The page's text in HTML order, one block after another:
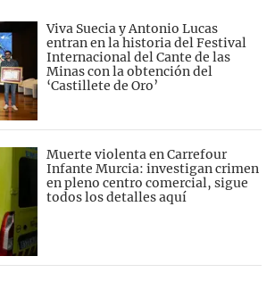
Viva Suecia y Antonio Lucas
entran en la historia del Festival
Internacional del Cante de las
Minas con la obtención del
‘Castillete de Oro’
Muerte violenta en Carrefour
Infante Murcia: investigan crimen
en pleno centro comercial, sigue
todos los detalles aquí